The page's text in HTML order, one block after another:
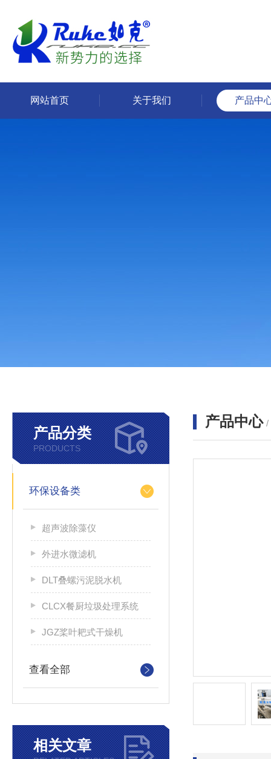
网站首页 关于我们 产品中
产品分类
PRODUCTS
环保设备类
超声波除藻仪
外进水微滤机
DLT叠螺污泥脱水机
CLCX餐厨垃圾处理系统
JGZ桨叶耙式干燥机
查看全部
相关文章
产品中心 /